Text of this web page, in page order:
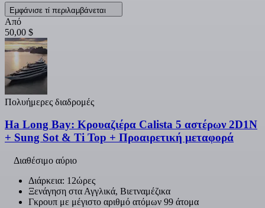
Εμφάνισε τί περιλαμβάνεται
Από
50,00 $
Πολυήμερες διαδρομές
Ha Long Bay: Κρουαζιέρα Calista 5 αστέρων 2D1N
+ Sung Sot & Ti Top + Προαιρετική μεταφορά
Διαθέσιμο αύριο
Διάρκεια: 12ώρες
Ξενάγηση στα Αγγλικά, Βιετναμέζικα
Γκρουπ με μέγιστο αριθμό ατόμων 99 άτομα